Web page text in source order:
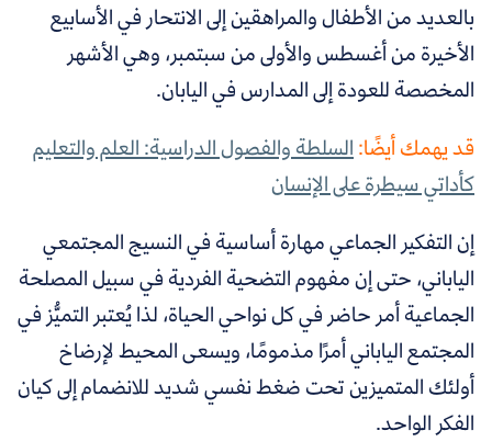
بالعديد من الأطفال والمراهقين إلى الانتحار في الأسابيع
الأخيرة من أغسطس والأولى من سبتمبر، وهي الأشهر
المخصصة للعودة إلى المدارس في اليابان.
قد يهمك أيضًا:السلطة والفصول الدراسية: العلم والتعليم
كأداتي سيطرة على الإنسان
إن التفكير الجماعي مهارة أساسية في النسيج المجتمعي
الياباني، حتى إن مفهوم التضحية الفردية في سبيل المصلحة
الجماعية أمر حاضر في كل نواحي الحياة، لذا يُعتبر التميُّز في
المجتمع الياباني أمرًا مذمومًا، ويسعى المحيط لإرضاخ
أولئك المتميزين تحت ضغط نفسي شديد للانضمام إلى كيان
الفكر الواحد.